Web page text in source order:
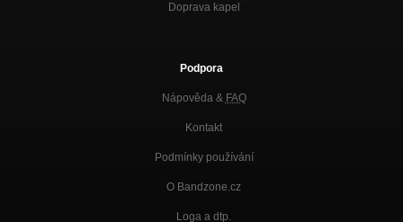
Doprava kapel
Podpora
Nápověda & FAQ
Kontakt
Podmínky používání
O Bandzone.cz
Loga a dtp.